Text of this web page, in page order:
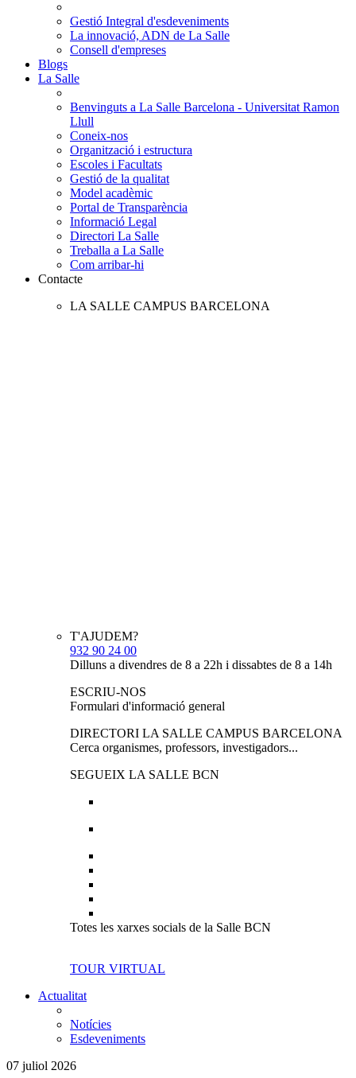
Gestió Integral d'esdeveniments
La innovació, ADN de La Salle
Consell d'empreses
Blogs
La Salle
Benvinguts a La Salle Barcelona - Universitat Ramon
Llull
Coneix-nos
Organització i estructura
Escoles i Facultats
Gestió de la qualitat
Model acadèmic
Portal de Transparència
Informació Legal
Directori La Salle
Treballa a La Salle
Com arribar-hi
Contacte
LA SALLE CAMPUS BARCELONA
T'AJUDEM?
932 90 24 00
Dilluns a divendres de 8 a 22h i dissabtes de 8 a 14h
ESCRIU-NOS
Formulari d'informació general
DIRECTORI LA SALLE CAMPUS BARCELONA
Cerca organismes, professors, investigadors...
SEGUEIX LA SALLE BCN
Totes les xarxes socials de la Salle BCN
TOUR VIRTUAL
Actualitat
Notícies
Esdeveniments
07 juliol 2026